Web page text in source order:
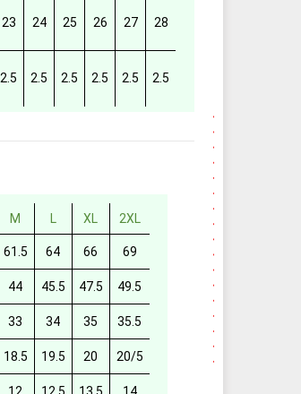
23 24 25 26 27 28
2.5 2.5 2.5 2.5 2.5 2.5
M L XL 2XL
61.5 64 66 69
44 45.5 47.5 49.5
33 34 35 35.5
18.5 19.5 20 20/5